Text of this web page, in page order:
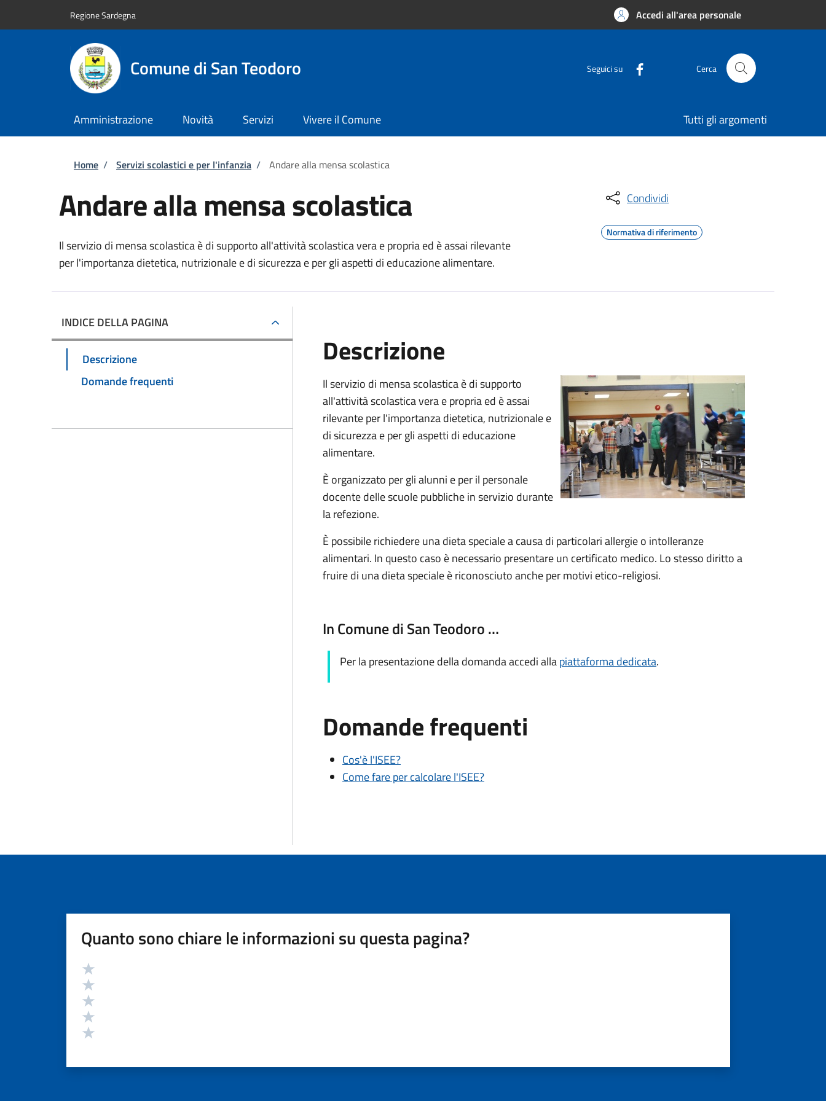
Regione Sardegna Accedi all'area personale
Comune di San Teodoro Seguici su Cerca
Amministrazione Novità Servizi Vivere il Comune Tutti gli argomenti
Briciole di pane
Home / Servizi scolastici e per l'infanzia / Andare alla mensa scolastica
Andare alla mensa scolastica
Il servizio di mensa scolastica è di supporto all'attività scolastica vera e propria ed è assai rilevante
per l'importanza dietetica, nutrizionale e di sicurezza e per gli aspetti di educazione alimentare.
Condividi
Normativa di riferimento
INDICE DELLA PAGINA
Descrizione
Domande frequenti
Descrizione
Il servizio di mensa scolastica è di supporto
all'attività scolastica vera e propria ed è assai
rilevante per l'importanza dietetica, nutrizionale e
di sicurezza e per gli aspetti di educazione
alimentare.
È organizzato per gli alunni e per il personale
docente delle scuole pubbliche in servizio durante
la refezione.
È possibile richiedere una dieta speciale a causa di particolari allergie o intolleranze
alimentari. In questo caso è necessario presentare un certificato medico. Lo stesso diritto a
fruire di una dieta speciale è riconosciuto anche per motivi etico-religiosi.
In Comune di San Teodoro …
Per la presentazione della domanda accedi allapiattaforma dedicata.
Domande frequenti
Cos'è l'ISEE?
Come fare per calcolare l'ISEE?
Quanto sono chiare le informazioni su questa pagina?
Valutazione